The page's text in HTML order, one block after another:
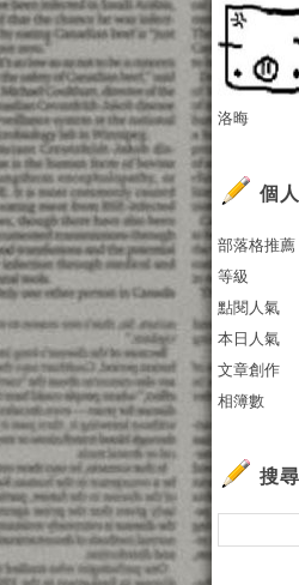
洛晦
個
部落格推薦
等級
點閱人氣
本日人氣
文章創作
相簿數
搜尋